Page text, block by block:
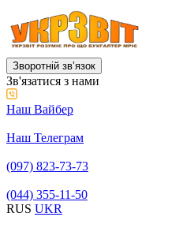
Зворотній звʼязок
Зв'язатися з нами
Наш Вайбер
Наш Телеграм
(097) 823-73-73
(044) 355-11-50
RUS UKR